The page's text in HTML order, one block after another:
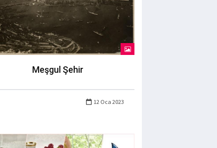
Meşgul Şehir
12 Oca 2023